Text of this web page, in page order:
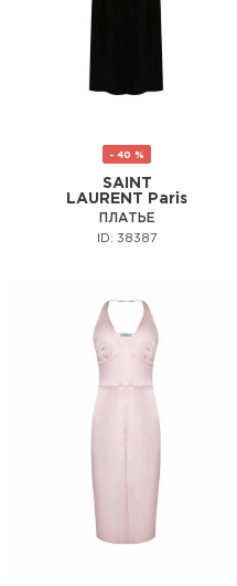
- 40 %
SAINT
LAURENT Paris
ПЛАТЬЕ
ID: 38387